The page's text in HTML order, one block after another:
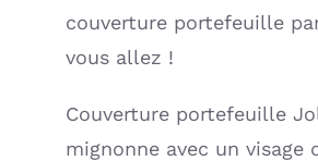
couverture portefeuille
vous allez !
Couverture portefeuille
mignonne avec un visage